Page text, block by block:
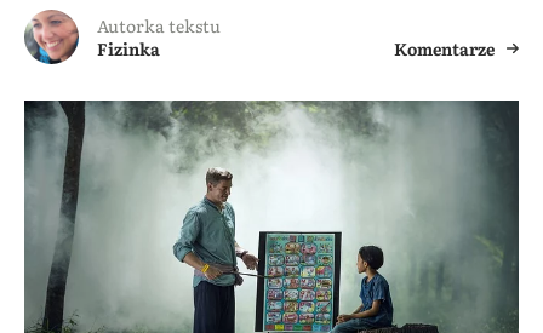
Autorka tekstu
Fizinka
Komentarze